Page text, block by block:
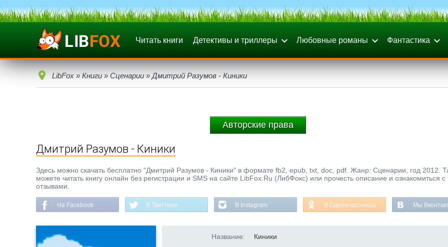
Читать книги Детективы и триллеры Любовные романы Фантастика
LibFox » Книги » Сценарии » Дмитрий Разумов - Киники
Авторские права
Дмитрий Разумов - Киники
Здесь можно скачать бесплатно "Дмитрий Разумов - Киники" в формате fb2, epub, txt, doc, pdf. Жанр: Сценарии, год 2012.
можете читать книгу онлайн без регистрации и SMS на сайте LibFox.Ru (ЛибФокс) или прочесть описание и ознакомиться с
отзывами.
На Facebook В Твиттере В Instagram В Одноклассниках Мы
Название: Киники